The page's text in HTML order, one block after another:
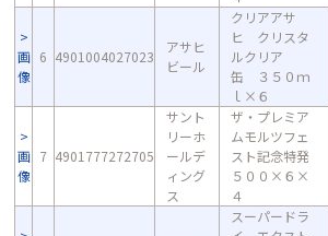
画
像
6 4901004027023
アサヒ
ビール
クリアアサ
ヒ クリスタ
ルクリア
缶 ３５０ｍ
ｌ×６
画
像
7 4901777272705
サント
リーホ
ールデ
ィング
ス
ザ・プレミア
ムモルツフェ
スト記念特発
５００×６×
４
スーパードラ